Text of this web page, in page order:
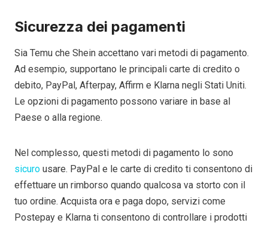
Sicurezza dei pagamenti
Sia Temu che Shein accettano vari metodi di pagamento.
Ad esempio, supportano le principali carte di credito o
debito, PayPal, Afterpay, Affirm e Klarna negli Stati Uniti.
Le opzioni di pagamento possono variare in base al
Paese o alla regione.
Nel complesso, questi metodi di pagamento lo sono
sicuro usare. PayPal e le carte di credito ti consentono di
effettuare un rimborso quando qualcosa va storto con il
tuo ordine. Acquista ora e paga dopo, servizi come
Postepay e Klarna ti consentono di controllare i prodotti